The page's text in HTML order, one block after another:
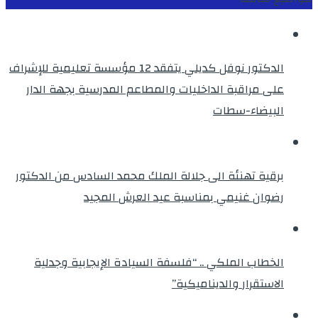
الدكتور نوفل كديلي يتفقد 12 مؤسسة تعليمية للإشراف
على مراقبة الداخليات والمطاعم المدرسية بجهة الدار
البيضاء-سطات
برقية تهنئة الى جلالة الملك محمد السادس من الدكتور
رضوان غنيمي بمناسبة عيد العرش المجيد
الخطاب الملكي .. “فلسفة السيادة الإيجابية وجدلية
الاستقرار والديناميكية”